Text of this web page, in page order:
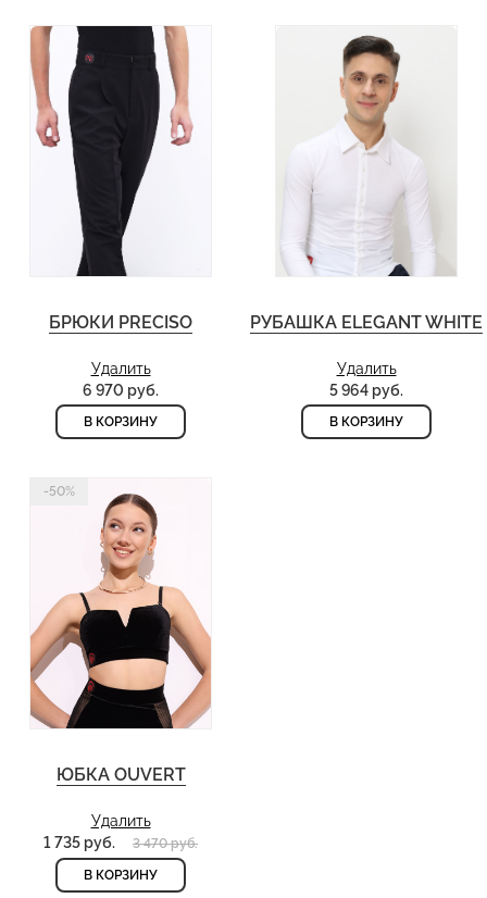
БРЮКИ PRECISO
Удалить
6 970 руб.
В КОРЗИНУ
РУБАШКА ELEGANT WHITE
Удалить
5 964 руб.
В КОРЗИНУ
-50%
ЮБКА OUVERT
Удалить
1 735 руб.
3 470 руб.
В КОРЗИНУ